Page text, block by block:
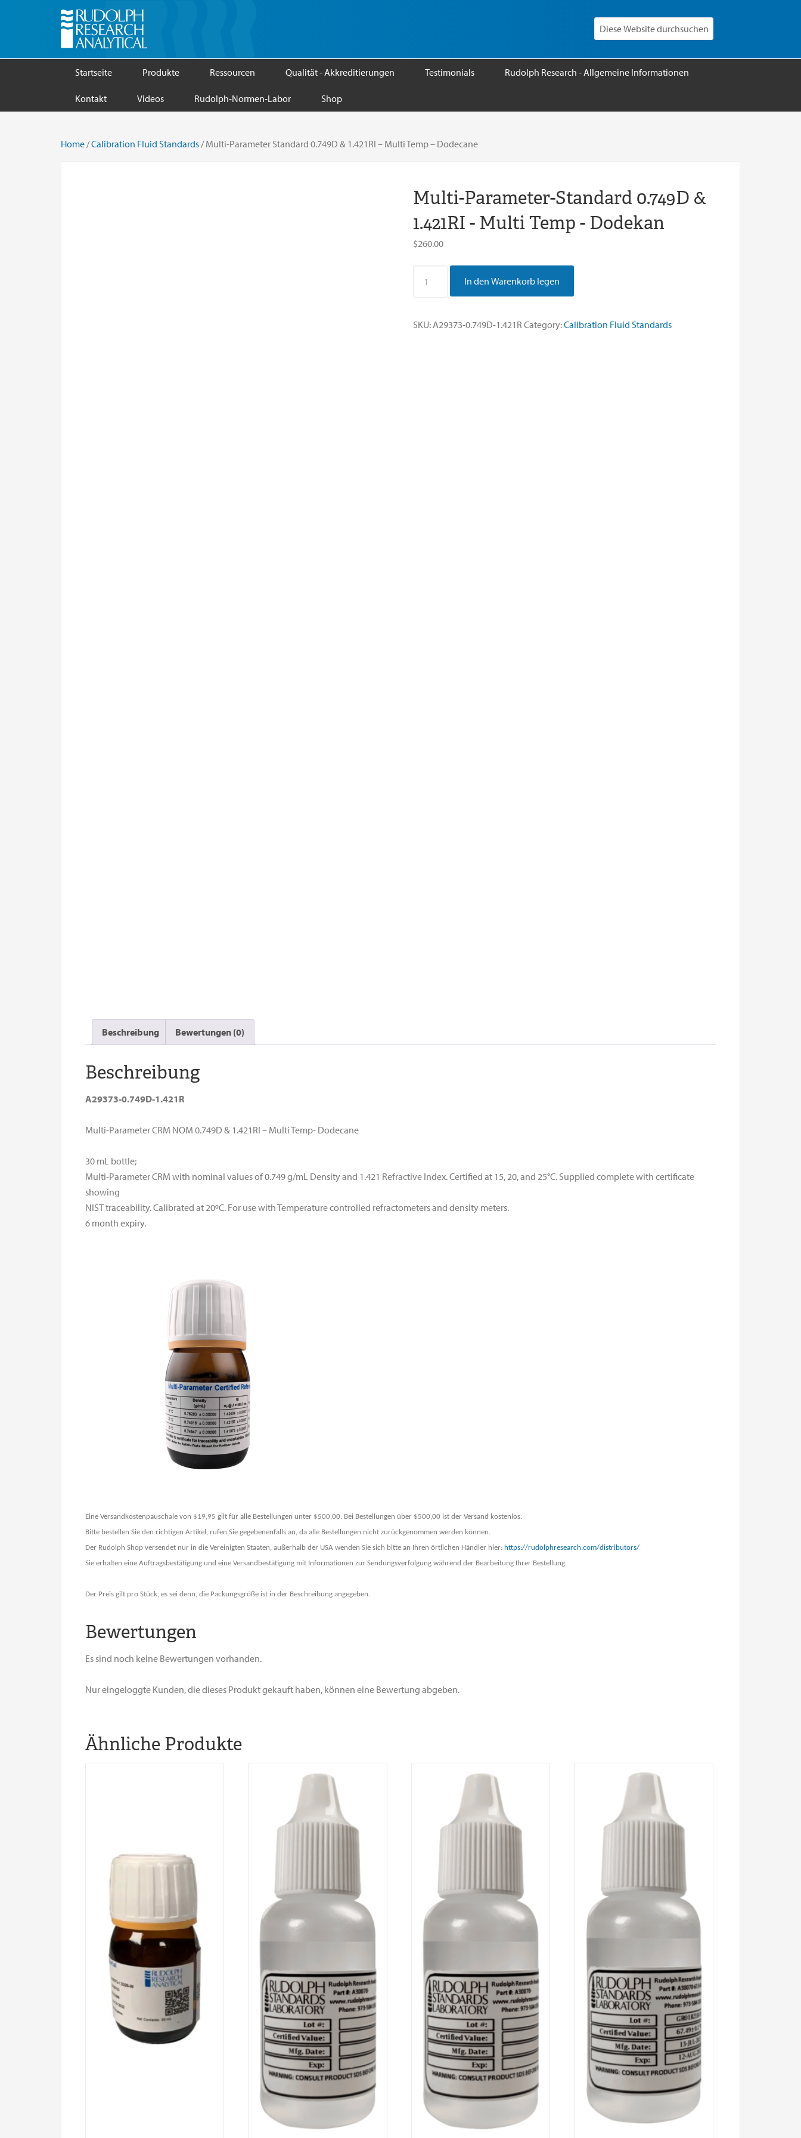
Startseite Produkte Ressourcen Qualität - Akkreditierungen Testimonials Rudolph Research - Allgemeine Informationen
Kontakt Videos Rudolph-Normen-Labor Shop
Home /Calibration Fluid Standards / Multi-Parameter Standard 0.749D & 1.421RI – Multi Temp – Dodecane
Multi-Parameter-Standard 0.749D &
1.421RI - Multi Temp - Dodekan
$260.00
Parameter
0.749D
In den Warenkorb legen
SKU: A29373-0.749D-1.421R Category:Calibration Fluid Standards
Beschreibung Bewertungen (0)
Beschreibung
A29373-0.749D-1.421R
Multi-Parameter CRM NOM 0.749D & 1.421RI – Multi Temp- Dodecane
30 mL bottle;
Multi-Parameter CRM with nominal values of 0.749 g/mL Density and 1.421 Refractive Index. Certified at 15, 20, and 25°C. Supplied complete with certificate
showing
NIST traceability. Calibrated at 20ºC. For use with Temperature controlled refractometers and density meters.
6 month expiry.
Eine Versandkostenpauschale von $19,95 gilt für alle Bestellungen unter $500,00. Bei Bestellungen über $500,00 ist der Versand kostenlos.
Bitte bestellen Sie den richtigen Artikel, rufen Sie gegebenenfalls an, da alle Bestellungen nicht zurückgenommen werden können.
Der Rudolph Shop versendet nur in die Vereinigten Staaten, außerhalb der USA wenden Sie sich bitte an Ihren örtlichen Händler hier: https://rudolphresearch.com/distributors/
Sie erhalten eine Auftragsbestätigung und eine Versandbestätigung mit Informationen zur Sendungsverfolgung während der Bearbeitung Ihrer Bestellung.
Der Preis gilt pro Stück, es sei denn, die Packungsgröße ist in der Beschreibung angegeben.
Bewertungen
Es sind noch keine Bewertungen vorhanden.
Nur eingeloggte Kunden, die dieses Produkt gekauft haben, können eine Bewertung abgeben.
Ähnliche Produkte